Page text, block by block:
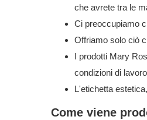
che avrete tra le
Ci preoccupiamo
Offriamo solo ciò
I prodotti Mary
condizioni di
L'etichetta
Come viene